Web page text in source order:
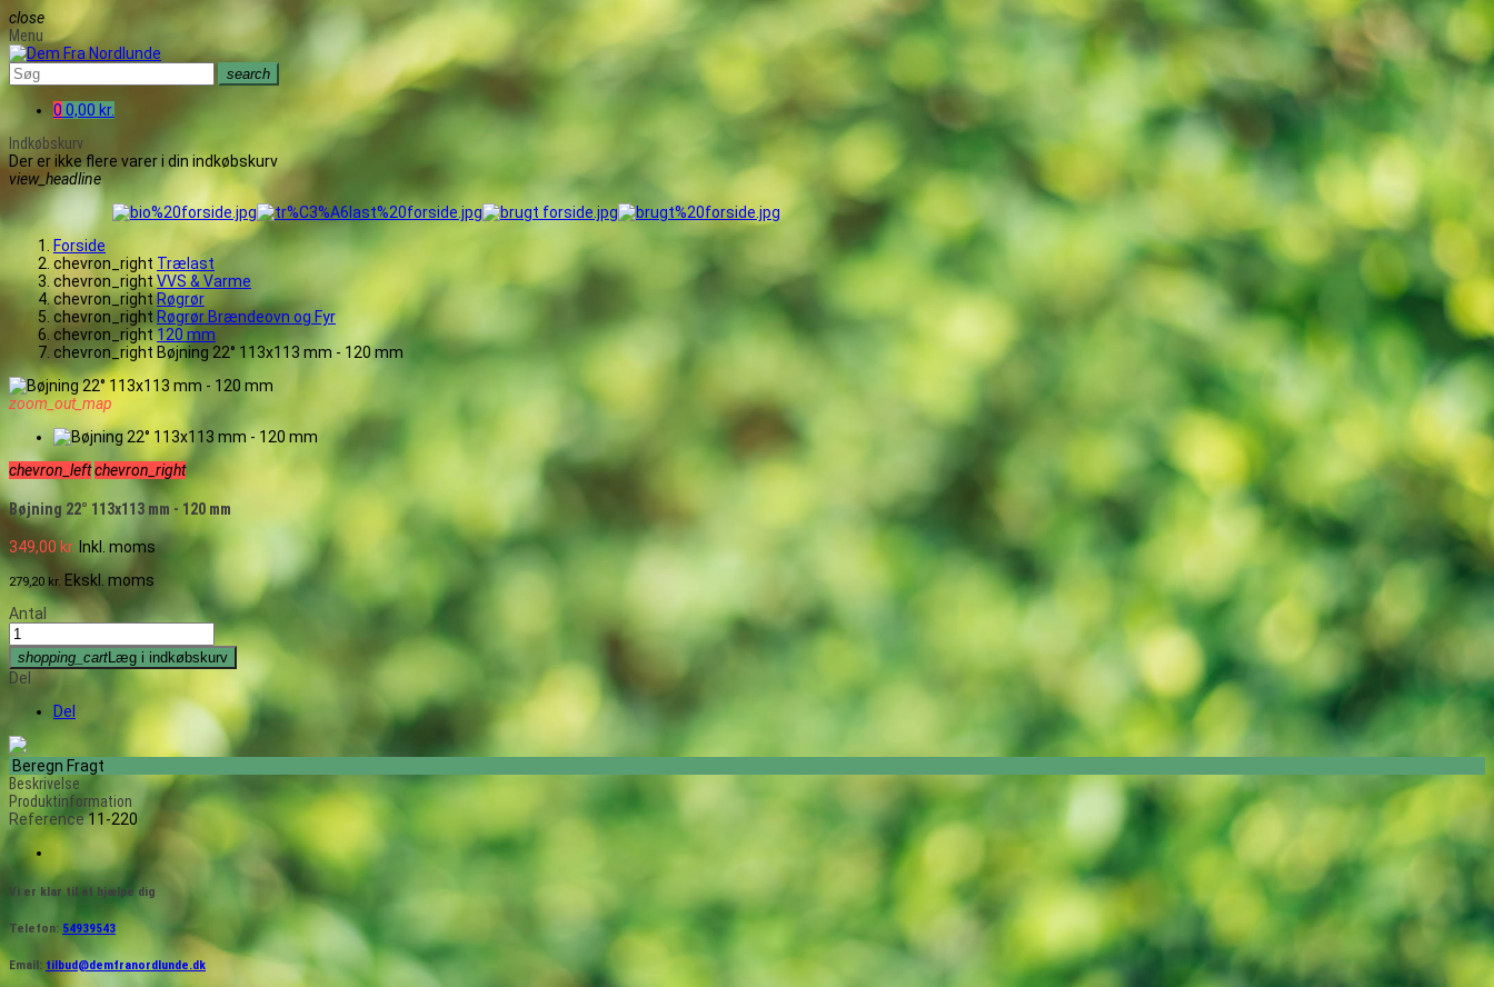
close
Menu
search
0 0,00 kr.
Indkøbskurv
Der er ikke flere varer i din indkøbskurv
view_headline
Forside
chevron_right Trælast
chevron_rightVVS & Varme
chevron_right Røgrør
chevron_right Røgrør Brændeovn og Fyr
chevron_right120 mm
chevron_right Bøjning 22° 113x113 mm - 120 mm
zoom_out_map
chevron_leftchevron_right
Bøjning 22° 113x113 mm - 120 mm
349,00 kr. Inkl. moms
279,20 kr. Ekskl. moms
Antal
shopping_cartLæg i indkøbskurv
Del
Del
Beregn Fragt
Beskrivelse
Produktinformation
Reference11-220
Vi er klar til at hjælpe dig
Telefon: 54939543
Email: tilbud@demfranordlunde.dk